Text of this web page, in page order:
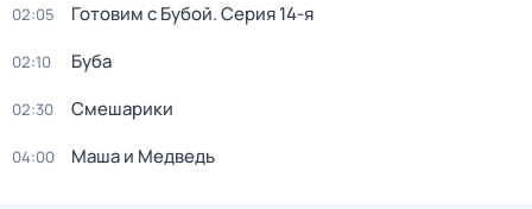
02:05 Готовим с Бубой. Серия 14-я
02:10 Буба
02:30 Смешарики
04:00 Маша и Медведь